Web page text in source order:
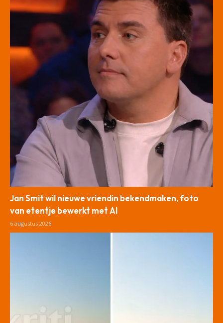
Jan Smit wil nieuwe vriendin bekendmaken, foto
van etentje bewerkt met AI
6 augustus 2026